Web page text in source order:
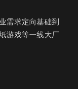
需求定向基础到
游戏等一线大厂